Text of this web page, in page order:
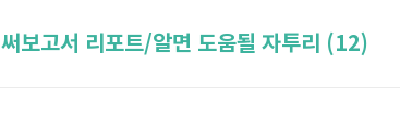
써보고서 리포트/알면 도움될 자투리 (12)